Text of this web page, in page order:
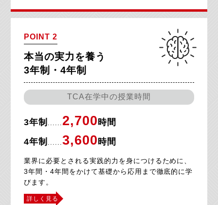
POINT 2
本当の実力を養う
3年制・4年制
TCA在学中の授業時間
3年制 ...... 2,700時間
4年制 ......3,600時間
業界に必要とされる実践的力を身につけるために、
3年間・4年間をかけて基礎から応用まで徹底的に学
びます。
詳しく見る